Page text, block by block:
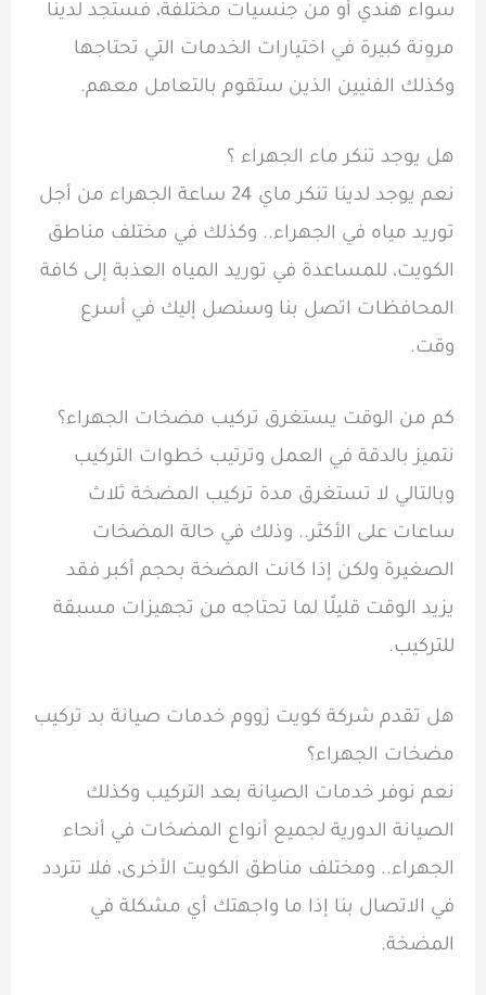
سواء هندي أو من جنسيات مختلفة، فستجد لدينا
مرونة كبيرة في اختيارات الخدمات التي تحتاجها
وكذلك الفنيين الذين ستقوم بالتعامل معهم.
هل يوجد تنكر ماء الجهراء ؟
نعم يوجد لدينا تنكر ماي 24 ساعة الجهراء من أجل
توريد مياه في الجهراء.. وكذلك في مختلف مناطق
الكويت، للمساعدة في توريد المياه العذبة إلى كافة
المحافظات اتصل بنا وسنصل إليك في أسرع
وقت.
كم من الوقت يستغرق تركيب مضخات الجهراء؟
نتميز بالدقة في العمل وترتيب خطوات التركيب
وبالتالي لا تستغرق مدة تركيب المضخة ثلاث
ساعات على الأكثر.. وذلك في حالة المضخات
الصغيرة ولكن إذا كانت المضخة بحجم أكبر فقد
يزيد الوقت قليلًا لما تحتاجه من تجهيزات مسبقة
للتركيب.
هل تقدم شركة كويت زووم خدمات صيانة بد تركيب
مضخات الجهراء؟
نعم نوفر خدمات الصيانة بعد التركيب وكذلك
الصيانة الدورية لجميع أنواع المضخات في أنحاء
الجهراء.. ومختلف مناطق الكويت الأخرى، فلا تتردد
في الاتصال بنا إذا ما واجهتك أي مشكلة في
المضخة.